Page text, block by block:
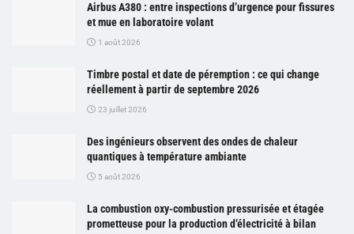
Airbus A380 : entre inspections d’urgence pour fissures
et mue en laboratoire volant
1 août 2026
Timbre postal et date de péremption : ce qui change
réellement à partir de septembre 2026
23 juillet 2026
Des ingénieurs observent des ondes de chaleur
quantiques à température ambiante
5 août 2026
La combustion oxy-combustion pressurisée et étagée
prometteuse pour la production d’électricité à bilan